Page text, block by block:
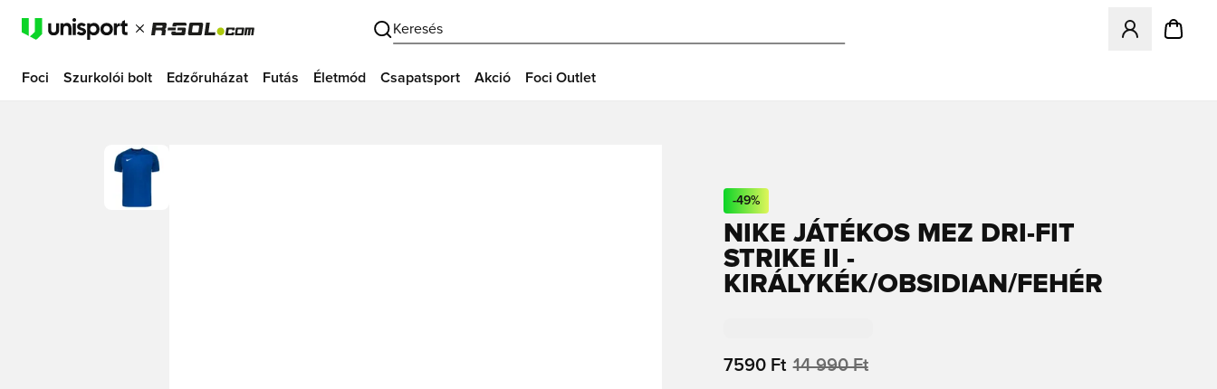
Keresés
Megnyit egy
Foci Szurkolói bolt Edzőruházat Futás Életmód Csapatsport Akció Foci Outlet
-49%
NIKE JÁTÉKOS MEZ DRI-FIT
STRIKE II -
KIRÁLYKÉK/OBSIDIAN/FEHÉR
7590 Ft 14 990 Ft